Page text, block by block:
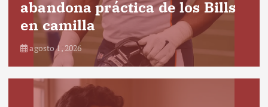
abandona práctica de los Bills
en camilla
agosto 1, 2026